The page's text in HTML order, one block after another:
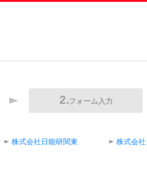
フォーム入力
株式会社日能研関東 株式会